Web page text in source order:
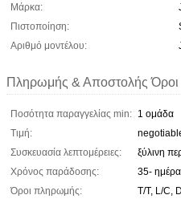
Μάρκα:
Πιστοποίηση:
Αριθμό μοντέλου:
Πληρωμής & Αποστολής Όροι
Ποσότητα παραγγελίας min: 1 ομάδα
Τιμή:
Συσκευασία λεπτομέρειες:
ξύλινη
Χρόνος παράδοσης:
35-
Όροι πληρωμής:
T/T, L/C,